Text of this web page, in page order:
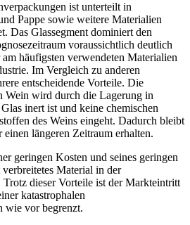
ist unterteilt in
Pappe sowie weitere Materialien
Das Glassegment dominiert den
voraussichtlich deutlich
häufigsten verwendeten Materialien
Im Vergleich zu anderen
entscheidende Vorteile. Die
Wein wird durch die Lagerung in
inert ist und keine chemischen
des Weins eingeht. Dadurch bleibt
längeren Zeitraum erhalten.
geringen Kosten und seines geringen
Material in der
dieser Vorteile ist der Markteintritt
katastrophalen
wie vor begrenzt.